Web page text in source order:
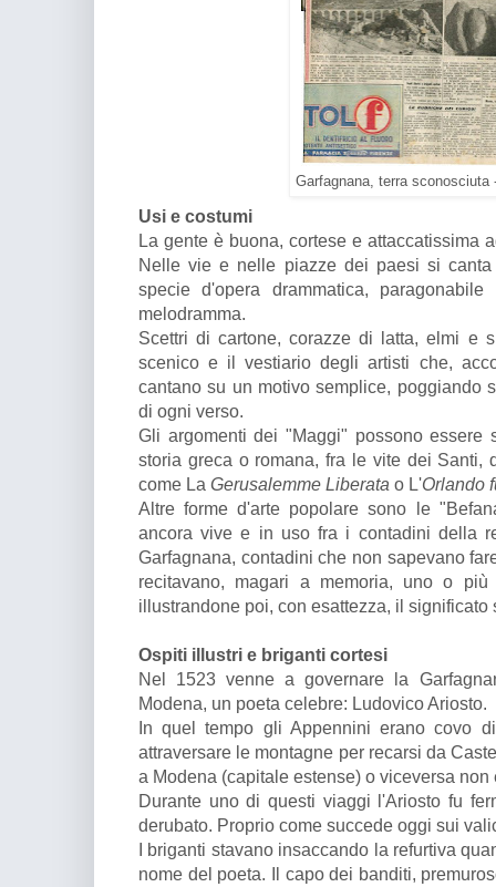
Garfagnana, terra
Usi e costumi
La gente è buona, cortese e attaccatissima
Nelle vie e nelle piazze dei paesi si
specie d'opera drammatica,
melodramma.
Scettri di cartone, corazze di latta, elmi e
scenico e il vestiario degli artisti che,
cantano su un motivo semplice, poggiando
di ogni verso.
Gli argomenti dei "Maggi" possono
storia greca o romana, fra le vite dei Santi,
come La Gerusalemme Liberata o L'Orlando
Altre forme d'arte popolare sono le
ancora vive e in uso fra i contadini della
Garfagnana, contadini che non sapevano
recitavano, magari a memoria, uno o
illustrandone poi, con esattezza, il significato
Ospiti illustri e briganti cortesi
Nel 1523 venne a governare la
Modena, un poeta celebre: Ludovico Ariosto.
In quel tempo gli Appennini erano covo
attraversare le montagne per recarsi da
a Modena (capitale estense) o viceversa
Durante uno di questi viaggi l'Ariosto fu
derubato. Proprio come succede oggi sui
I briganti stavano insaccando la refurtiva
nome del poeta. Il capo dei banditi,